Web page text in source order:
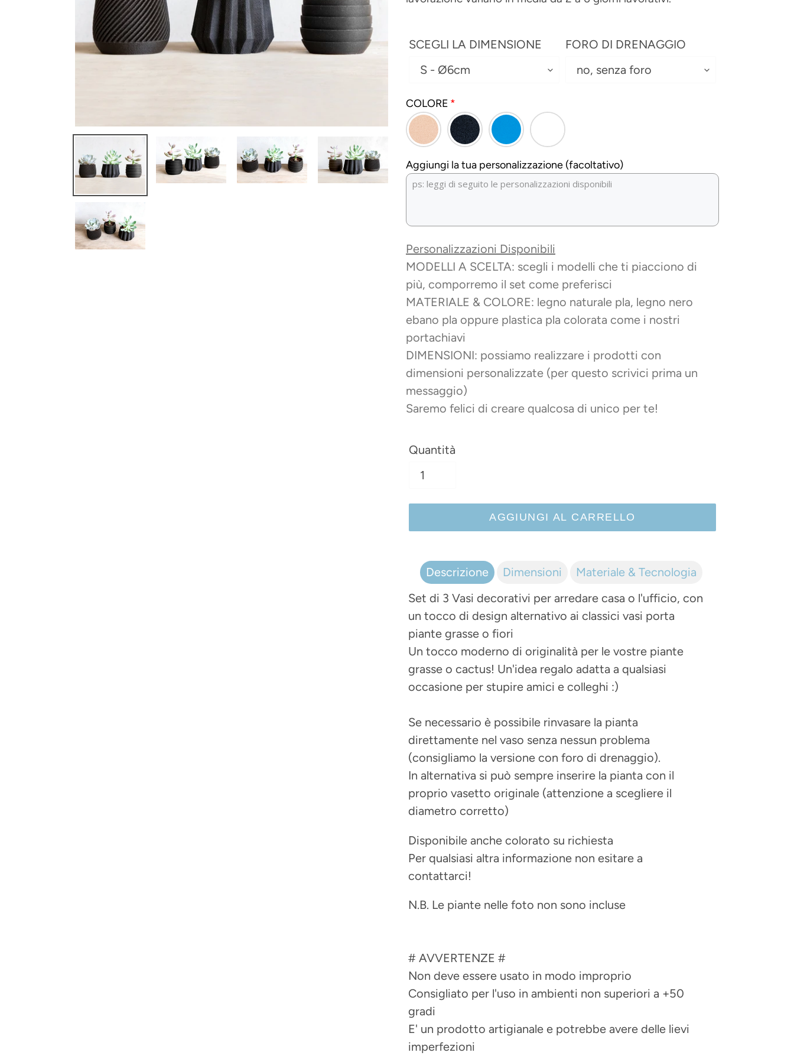
SCEGLI LA DIMENSIONE FORO DI DRENAGGIO
COLORE
Aggiungi la tua personalizzazione (facoltativo)
Personalizzazioni Disponibili
MODELLI A SCELTA: scegli i modelli che ti piacciono di
più, comporremo il set come preferisci
MATERIALE & COLORE: legno naturale pla, legno nero
ebano pla oppure plastica pla colorata come i nostri
portachiavi
DIMENSIONI: possiamo realizzare i prodotti con
dimensioni personalizzate (per questo scrivici prima un
messaggio)
Saremo felici di creare qualcosa di unico per te!
Quantità
AGGIUNGI AL CARRELLO
del
prodotto
nel
carrello
Descrizione
Set di 3 Vasi decorativi per arredare casa o l'ufficio, con
un tocco di design alternativo ai classici vasi porta
piante grasse o fiori
Un tocco moderno di originalità per le vostre piante
grasse o cactus! Un'idea regalo adatta a qualsiasi
occasione per stupire amici e colleghi :)
Se necessario è possibile rinvasare la pianta
direttamente nel vaso senza nessun problema
(consigliamo la versione con foro di drenaggio).
In alternativa si può sempre inserire la pianta con il
proprio vasetto originale (attenzione a scegliere il
diametro corretto)
Disponibile anche colorato su richiesta
Per qualsiasi altra informazione non esitare a
contattarci!
N.B. Le piante nelle foto non sono incluse
# AVVERTENZE #
Non deve essere usato in modo improprio
Consigliato per l'uso in ambienti non superiori a +50
gradi
E' un prodotto artigianale e potrebbe avere delle lievi
imperfezioni
Dimensioni Materiale & Tecnologia